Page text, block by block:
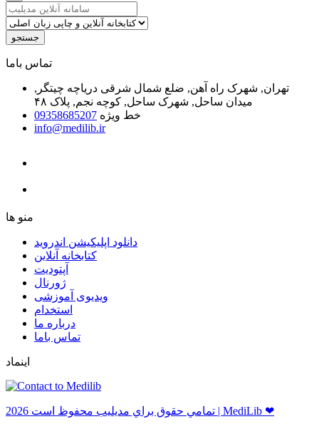
جستجو
ﺗﻤﺎﺱ ﺑﺎﻣﺎ
تهران, شهرک راه آهن, ضلع شمال شرقی دریاچه چیتگر,
میدان ساحل, شهرک ساحل, کوچه نجم, پلاک ۴۸
خط ویژه 09358685207
info@medilib.ir
ﻣﻨﻮ ﻫﺎ
دانلود اپلیکیشن اندروید
ﮐﺘﺎﺑﺨﺎﻧﻪ ﺁﻧﻼﯾﻦ
ﺁﭘﺘﻮﺩﯾﺖ
ﮊﻭﺭﻧﺎﻝ
ویدیوی آموزشی
استخدام
درباره ما
ﺗﻤﺎﺱ ﺑﺎﻣﺎ
اینماد
ﺗﻤﺎﻣﻲ ﺣﻘﻮﻕ ﺑﺮاﻱ ﻣﺪﻳﻠﻴﺐ ﻣﺤﻔﻮﻅ اﺳﺖ 2026 | MediLib ❤